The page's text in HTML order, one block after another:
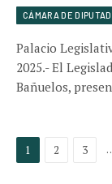
CÁMARA DE
Palacio
2025.- El
Bañuelos,
1 2 3